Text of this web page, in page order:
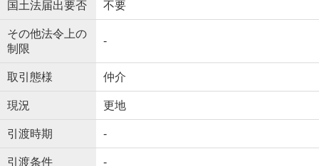
国土法届出要否 不要
その他法令上の
制限
-
取引態様 仲介
現況 更地
引渡時期 -
引渡条件 -